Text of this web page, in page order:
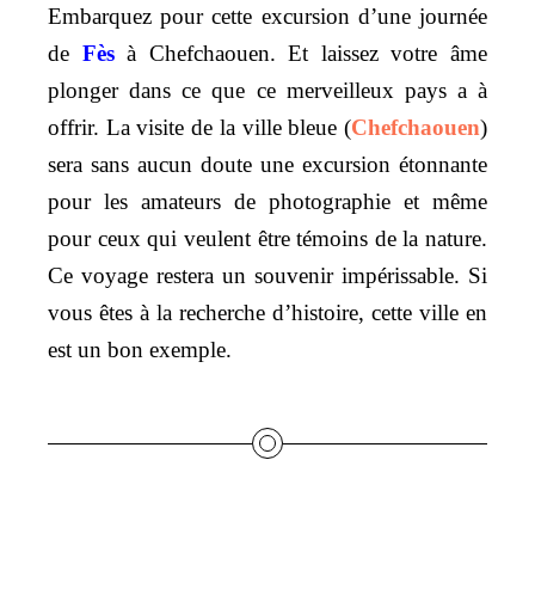
Embarquez pour cette excursion d’une journée
de Fèsà Chefchaouen. Et laissez votre âme
plonger dans ce que ce merveilleux pays a à
offrir. La visite de la ville bleue (Chefchaouen)
sera sans aucun doute une excursion étonnante
pour les amateurs de photographie et même
pour ceux qui veulent être témoins de la nature.
Ce voyage restera un souvenir impérissable. Si
vous êtes à la recherche d’histoire, cette ville en
est un bon exemple.